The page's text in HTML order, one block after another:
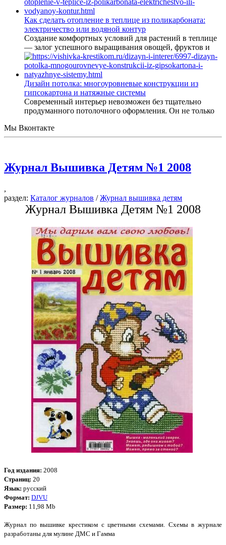
Как сделать отопление в теплице из поликарбоната:
электричество или водяной контур
Создание комфортных условий для растений в теплице
— залог успешного выращивания овощей, фруктов и
Дизайн потолка: многоуровневые конструкции из
гипсокартона и натяжные системы
Современный интерьер невозможен без тщательно
продуманного потолочного оформления. Он не только
Мы Вконтакте
Журнал Вышивка Детям №1 2008
,
раздел: Каталог журналов /Журнал вышивка детям
Журнал Вышивка Детям №1 2008
Год издания: 2008
Страниц: 20
Язык: русский
Формат: DJVU
Размер: 11,98 Mb
Журнал по вышивке крестиком с цветными схемами. Схемы в журнале
разработаны для мулине ДМС и Гамма